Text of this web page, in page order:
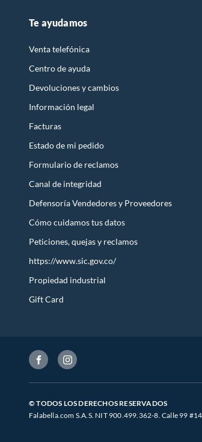
Te ayudamos
Venta telefónica
Centro de ayuda
Devoluciones y cambios
Información legal
Facturas
Estado de mi pedido
Formulario de reclamos
Canal de integridad
Defensoría Vendedores y Proveedores
Cómo cuidamos tus datos
Peticiones, quejas y reclamos
https://www.sic.gov.co/
Propiedad industrial
Gift Card
© TODOS LOS DERECHOS RESERVADOS
Falabella.com S.A.S. NIT 900.499.362-8. Calle 99